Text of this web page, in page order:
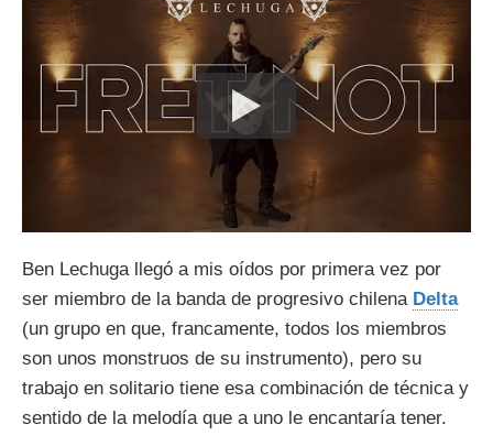
Ben Lechuga llegó a mis oídos por primera vez por
ser miembro de la banda de progresivo chilena Delta
(un grupo en que, francamente, todos los miembros
son unos monstruos de su instrumento), pero su
trabajo en solitario tiene esa combinación de técnica y
sentido de la melodía que a uno le encantaría tener.